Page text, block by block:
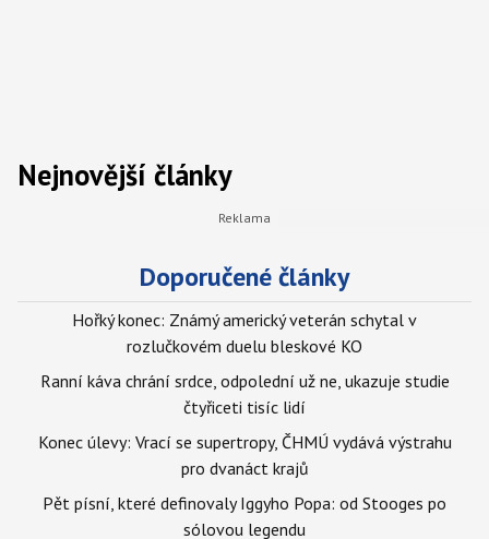
Nejnovější články
Doporučené články
Hořký konec: Známý americký veterán schytal v
rozlučkovém duelu bleskové KO
Ranní káva chrání srdce, odpolední už ne, ukazuje studie
čtyřiceti tisíc lidí
Konec úlevy: Vrací se supertropy, ČHMÚ vydává výstrahu
pro dvanáct krajů
Pět písní, které definovaly Iggyho Popa: od Stooges po
sólovou legendu